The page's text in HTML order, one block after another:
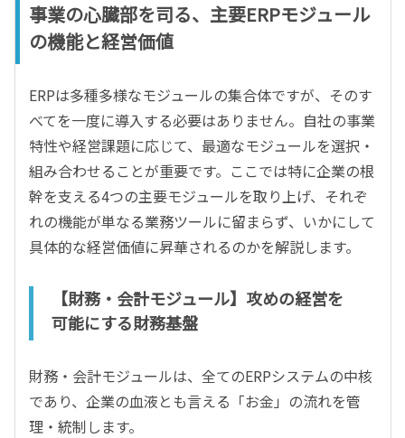
事業の心臓部を司る、主要ERPモジュール
の機能と経営価値
ERPは多種多様なモジュールの集合体ですが、そのす
べてを一度に導入する必要はありません。自社の事業
特性や経営課題に応じて、最適なモジュールを選択・
組み合わせることが重要です。ここでは特に企業の根
幹を支える4つの主要モジュールを取り上げ、それぞ
れの機能が単なる業務ツールに留まらず、いかにして
具体的な経営価値に昇華されるのかを解説します。
【財務・会計モジュール】攻めの経営を
可能にする財務基盤
財務・会計モジュールは、全てのERPシステムの中核
であり、企業の血液とも言える「お金」の流れを管
理・統制します。